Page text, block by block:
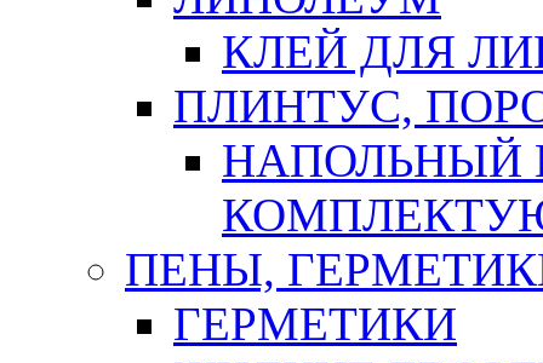
КЛЕЙ ДЛЯ
ПЛИНТУС,
НАПОЛЬНЫЙ
ПЕНЫ,
ГЕРМЕТИКИ